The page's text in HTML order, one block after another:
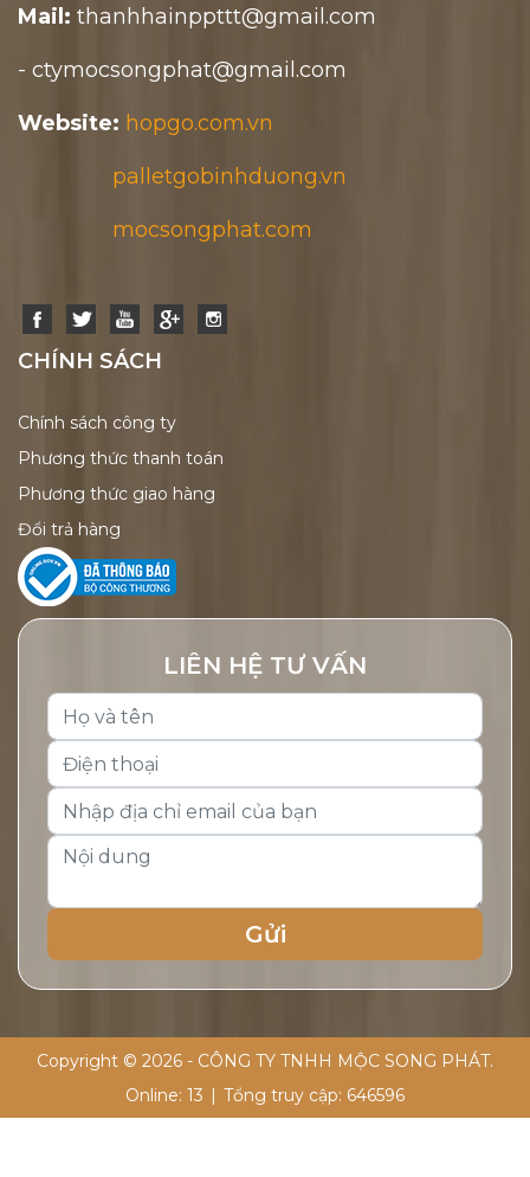
Mail: thanhhainppttt@gmail.com
- ctymocsongphat@gmail.com
Website: hopgo.com.vn
palletgobinhduong.vn
mocsongphat.com
CHÍNH SÁCH
Chính sách công ty
Phương thức thanh toán
Phương thức giao hàng
Đổi trả hàng
LIÊN HỆ TƯ VẤN
Copyright © 2026 - CÔNG TY TNHH MỘC SONG PHÁT.
Online: 13 Tổng truy cập: 646596